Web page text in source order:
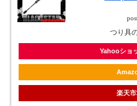
つり具
Yahooショ
楽天